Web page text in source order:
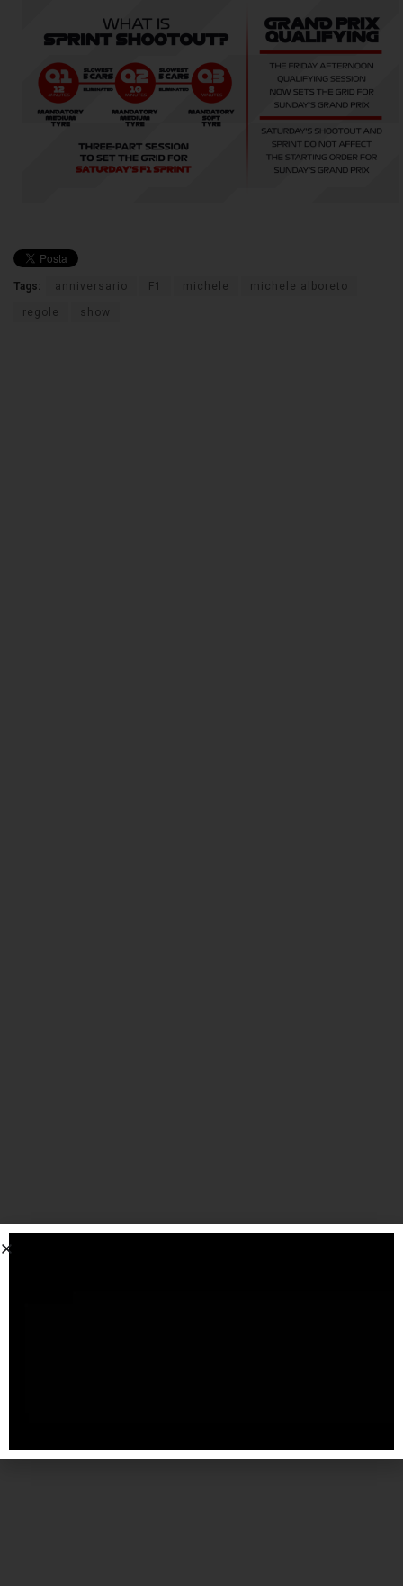
Tags: anniversario F1 michele michele alboreto
regole show